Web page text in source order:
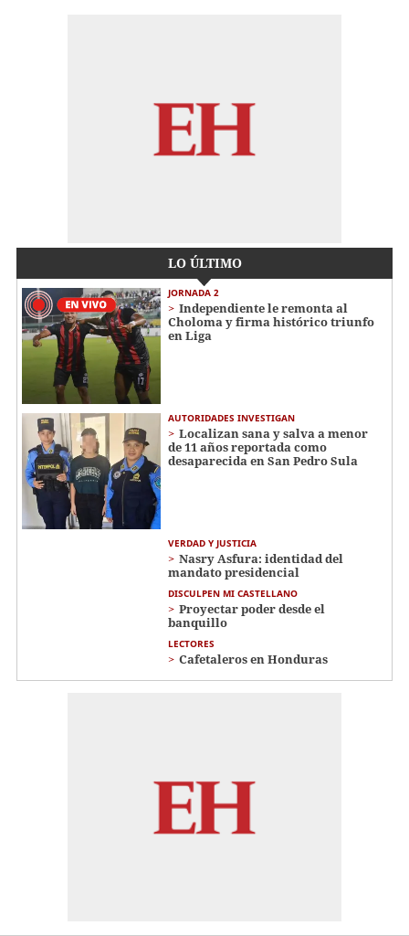
LO ÚLTIMO
JORNADA 2
Independiente le remonta al
Choloma y firma histórico triunfo
en Liga
AUTORIDADES INVESTIGAN
Localizan sana y salva a menor
de 11 años reportada como
desaparecida en San Pedro Sula
VERDAD Y JUSTICIA
Nasry Asfura: identidad del
mandato presidencial
DISCULPEN MI CASTELLANO
Proyectar poder desde el
banquillo
LECTORES
Cafetaleros en Honduras